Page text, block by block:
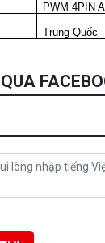
PWM 4PIN
Trung Quốc